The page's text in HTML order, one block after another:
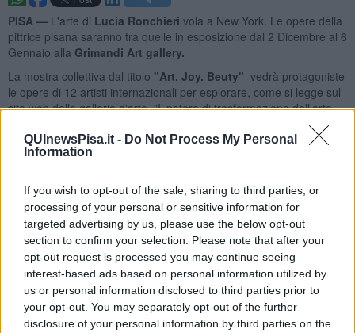
QUInewsPisa.it - Do Not Process My Personal
Information
If you wish to opt-out of the sale, sharing to third parties, or
processing of your personal or sensitive information for
targeted advertising by us, please use the below opt-out
section to confirm your selection. Please note that after your
opt-out request is processed you may continue seeing
interest-based ads based on personal information utilized by
us or personal information disclosed to third parties prior to
your opt-out. You may separately opt-out of the further
disclosure of your personal information by third parties on the
PISA — L'arte di Lucia Ronchieri vola a New York. Le opere della
pittrice pisana saranno tra quelle in esposizione dal 2 Dicembre al 6
Gennaio alla Grimandi Art gallery.
La mostra collettiva dal titolo "Art. Joy. Beuty" vedrà protagoniste
le opere di 12 artisti internazionali per esplorare, come si legge sul
sito web della galleria d'arte, "Il potere di trasformazione dell'arte
mentale".
Una vetrina oltreoceano anche per le opere della pittrice pisana,
impiegata dell'università di Pisa e protagonista, dal 1997, di
numerose mostre ed esposizioni sia personali che collettive. Solo
tra il 2018 e il 2019 le sue opere sono state esposte a Milano,
Innsbruck, Londra e Parigi.